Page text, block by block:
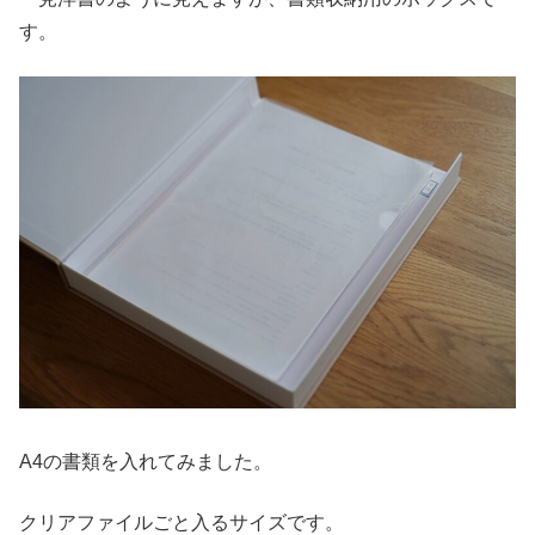
す。
A4の書類を入れてみました。
クリアファイルごと入るサイズです。